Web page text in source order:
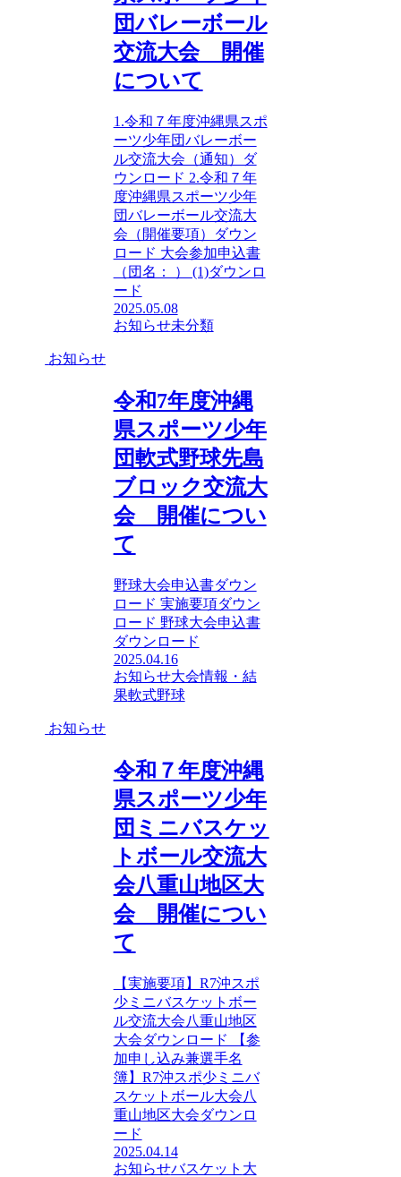
団バレーボール
交流大会 開催
について
1.令和７年度沖縄県スポ
ーツ少年団バレーボー
ル交流大会（通知）ダ
ウンロード 2.令和７年
度沖縄県スポーツ少年
団バレーボール交流大
会（開催要項）ダウン
ロード 大会参加申込書
（団名： ） (1)ダウンロ
ード
2025.05.08
お知らせ未分類
お知らせ
令和7年度沖縄
県スポーツ少年
団軟式野球先島
ブロック交流大
会 開催につい
て
野球大会申込書ダウン
ロード 実施要項ダウン
ロード 野球大会申込書
ダウンロード
2025.04.16
お知らせ大会情報・結
果軟式野球
お知らせ
令和７年度沖縄
県スポーツ少年
団ミニバスケッ
トボール交流大
会八重山地区大
会 開催につい
て
【実施要項】R7沖スポ
少ミニバスケットボー
ル交流大会八重山地区
大会ダウンロード 【参
加申し込み兼選手名
簿】R7沖スポ少ミニバ
スケットボール大会八
重山地区大会ダウンロ
ード
2025.04.14
お知らせバスケット 大